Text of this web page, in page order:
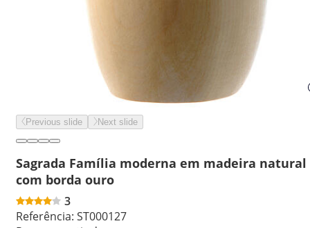
Previous slide Next slide
Sagrada Família moderna em madeira natural
com borda ouro
3
Referência: ST000127